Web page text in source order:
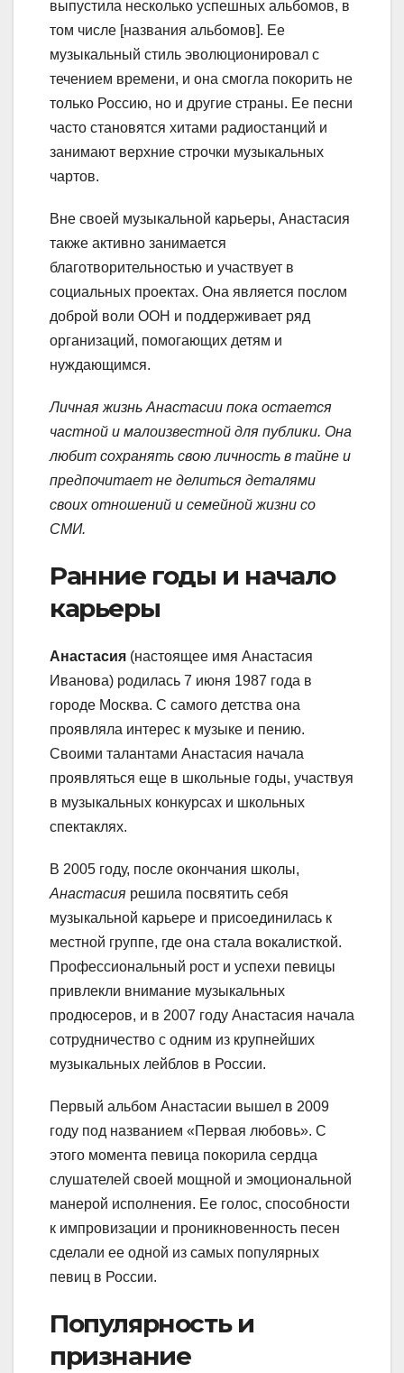
выпустила несколько успешных альбомов, в
том числе [названия альбомов]. Ее
музыкальный стиль эволюционировал с
течением времени, и она смогла покорить не
только Россию, но и другие страны. Ее песни
часто становятся хитами радиостанций и
занимают верхние строчки музыкальных
чартов.
Вне своей музыкальной карьеры, Анастасия
также активно занимается
благотворительностью и участвует в
социальных проектах. Она является послом
доброй воли ООН и поддерживает ряд
организаций, помогающих детям и
нуждающимся.
Личная жизнь Анастасии пока остается
частной и малоизвестной для публики. Она
любит сохранять свою личность в тайне и
предпочитает не делиться деталями
своих отношений и семейной жизни со
СМИ.
Ранние годы и начало
карьеры
Анастасия (настоящее имя Анастасия
Иванова) родилась 7 июня 1987 года в
городе Москва. С самого детства она
проявляла интерес к музыке и пению.
Своими талантами Анастасия начала
проявляться еще в школьные годы, участвуя
в музыкальных конкурсах и школьных
спектаклях.
В 2005 году, после окончания школы,
Анастасия решила посвятить себя
музыкальной карьере и присоединилась к
местной группе, где она стала вокалисткой.
Профессиональный рост и успехи певицы
привлекли внимание музыкальных
продюсеров, и в 2007 году Анастасия начала
сотрудничество с одним из крупнейших
музыкальных лейблов в России.
Первый альбом Анастасии вышел в 2009
году под названием «Первая любовь». С
этого момента певица покорила сердца
слушателей своей мощной и эмоциональной
манерой исполнения. Ее голос, способности
к импровизации и проникновенность песен
сделали ее одной из самых популярных
певиц в России.
Популярность и
признание